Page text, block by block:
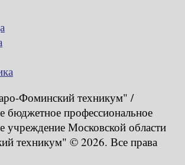
Фоминский техникум" /
бюджетное профессиональное
учреждение Московской области
техникум" © 2026. Все права